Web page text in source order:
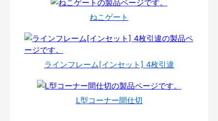
ねこゲート
ラインフレーム[インセット] 4枚引違
L型コーナー間仕切